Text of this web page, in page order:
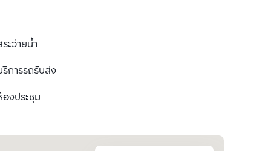
ะว่ายน้ำ
ริการรถรับส่ง
องประชุม